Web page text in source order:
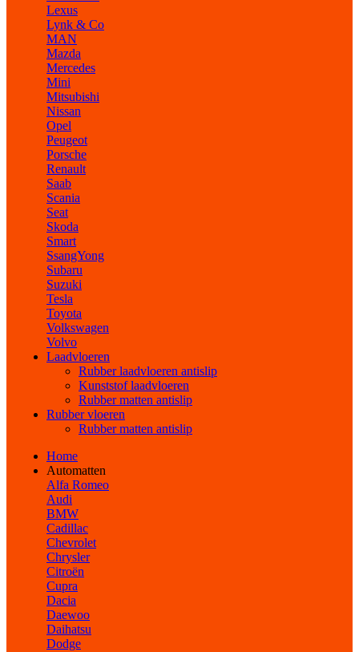
Lexus
Lynk & Co
MAN
Mazda
Mercedes
Mini
Mitsubishi
Nissan
Opel
Peugeot
Porsche
Renault
Saab
Scania
Seat
Skoda
Smart
SsangYong
Subaru
Suzuki
Tesla
Toyota
Volkswagen
Volvo
Laadvloeren
Rubber laadvloeren antislip
Kunststof laadvloeren
Rubber matten antislip
Rubber vloeren
Rubber matten antislip
Home
Automatten
Alfa Romeo
Audi
BMW
Cadillac
Chevrolet
Chrysler
Citroën
Cupra
Dacia
Daewoo
Daihatsu
Dodge